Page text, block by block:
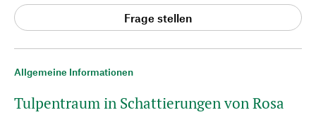
Allgemeine Informationen
Tulpentraum in Schattierungen von Rosa
Frage stellen